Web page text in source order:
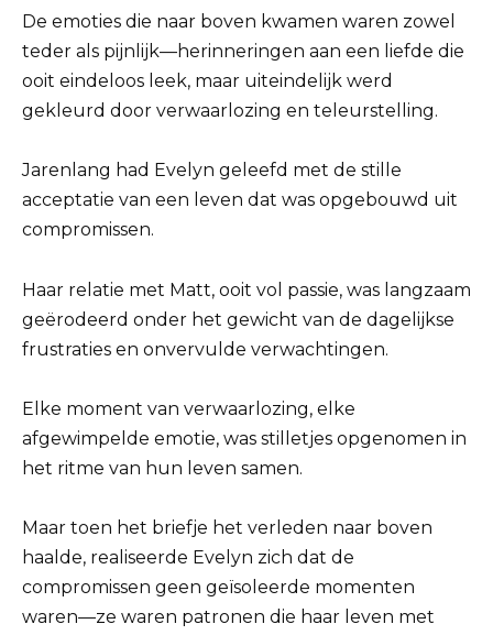
De emoties die naar boven kwamen waren zowel
teder als pijnlijk—herinneringen aan een liefde die
ooit eindeloos leek, maar uiteindelijk werd
gekleurd door verwaarlozing en teleurstelling.
Jarenlang had Evelyn geleefd met de stille
acceptatie van een leven dat was opgebouwd uit
compromissen.
Haar relatie met Matt, ooit vol passie, was langzaam
geërodeerd onder het gewicht van de dagelijkse
frustraties en onvervulde verwachtingen.
Elke moment van verwaarlozing, elke
afgewimpelde emotie, was stilletjes opgenomen in
het ritme van hun leven samen.
Maar toen het briefje het verleden naar boven
haalde, realiseerde Evelyn zich dat de
compromissen geen geïsoleerde momenten
waren—ze waren patronen die haar leven met